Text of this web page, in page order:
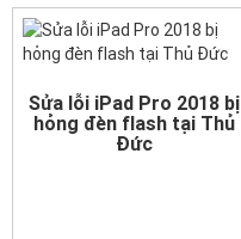
Sửa lỗi iPad Pro 2018 bị
hỏng đèn flash tại Thủ
Đức